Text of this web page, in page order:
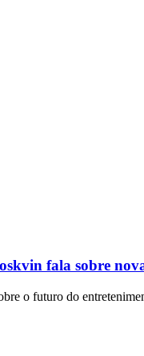
fala sobre
o futuro do